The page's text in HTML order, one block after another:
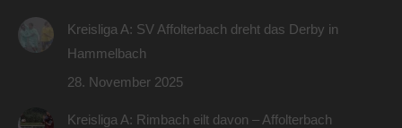
Kreisliga A: SV Affolterbach dreht das Derby in
Hammelbach
28. November 2025
Kreisliga A: Rimbach eilt davon – Affolterbach